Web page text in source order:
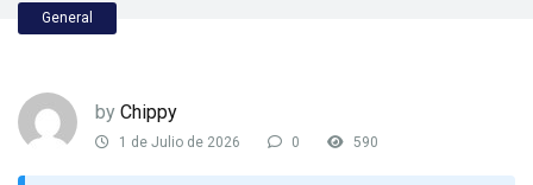
General
by Chippy
1 de Julio de 2026 0 590